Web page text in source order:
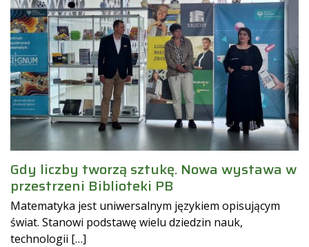
Gdy liczby tworzą sztukę. Nowa wystawa w
przestrzeni Biblioteki PB
Matematyka jest uniwersalnym językiem opisującym
świat. Stanowi podstawę wielu dziedzin nauk,
technologii […]